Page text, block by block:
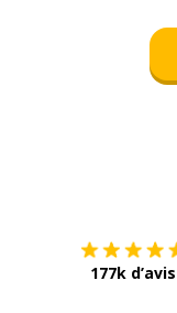
177k d’avis